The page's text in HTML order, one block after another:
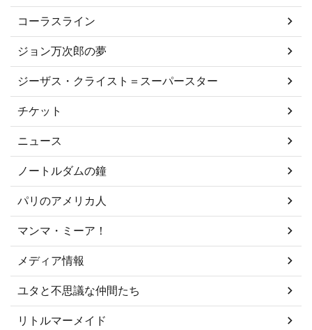
コーラスライン
ジョン万次郎の夢
ジーザス・クライスト＝スーパースター
チケット
ニュース
ノートルダムの鐘
パリのアメリカ人
マンマ・ミーア！
メディア情報
ユタと不思議な仲間たち
リトルマーメイド